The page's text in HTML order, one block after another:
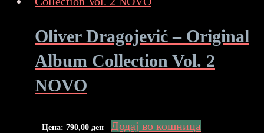
Oliver Dragojević – Original
Album Collection Vol. 2
NOVO
Цена: 790,00 ден Додај во кошница